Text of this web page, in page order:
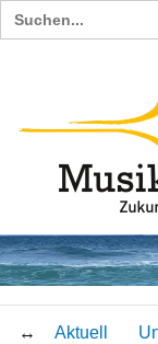
Search
for:
Aktuell